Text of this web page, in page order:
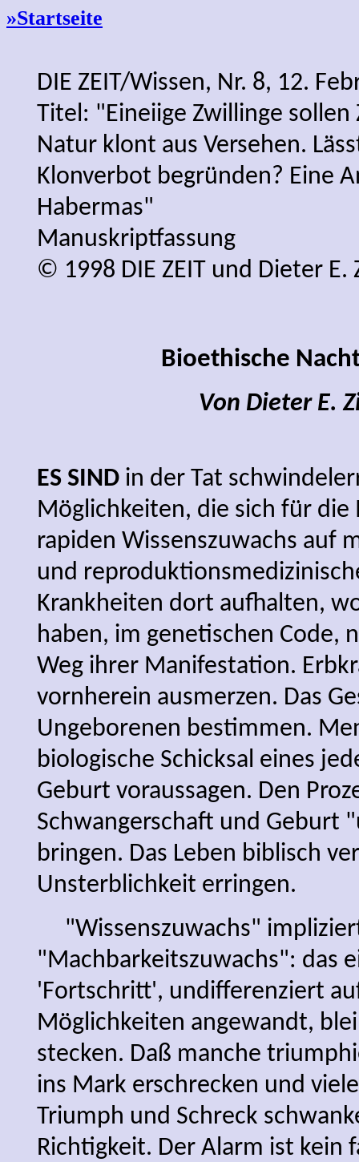
»Startseite
DIE ZEIT/Wissen, Nr. 8, 12.
Titel: "Eineiige Zwillinge sollen
Natur klont aus Versehen.
Klonverbot begründen? Eine
Habermas"
Manuskriptfassung
© 1998 DIE ZEIT und Dieter E.
Bioethische
Von Dieter E.
ES SINDin der Tat
Möglichkeiten, die sich für
rapiden Wissenszuwachs auf
und
Krankheiten dort aufhalten,
haben, im genetischen Code,
Weg ihrer Manifestation.
vornherein ausmerzen. Das
Ungeborenen bestimmen.
biologische Schicksal eines
Geburt voraussagen. Den
Schwangerschaft und Geburt
bringen. Das Leben biblisch
Unsterblichkeit erringen.
"Wissenszuwachs"
"Machbarkeitszuwachs": das
'Fortschritt', undifferenziert
Möglichkeiten angewandt,
stecken. Daß manche
ins Mark erschrecken und
Triumph und Schreck
Richtigkeit. Der Alarm ist kein